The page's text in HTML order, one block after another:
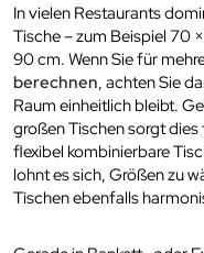
In vielen Restaurants
Tische – zum Beispiel 70
90 cm. Wenn Sie für
berechnen, achten Sie
Raum einheitlich bleibt.
großen Tischen sorgt dies
flexibel kombinierbare
lohnt es sich, Größen zu
Tischen ebenfalls